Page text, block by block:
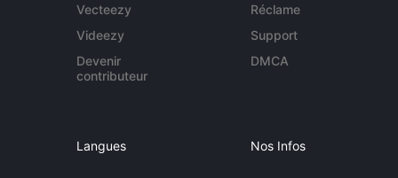
Vecteezy
Videezy
Devenir
contributeur
Réclame
Support
DMCA
Langues Nos Infos